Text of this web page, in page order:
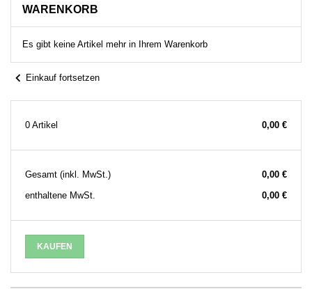
WARENKORB
Es gibt keine Artikel mehr in Ihrem Warenkorb
chevron_left Einkauf fortsetzen
0 Artikel 0,00 €
Gesamt (inkl. MwSt.)
0,00 €
enthaltene MwSt.
0,00 €
KAUFEN